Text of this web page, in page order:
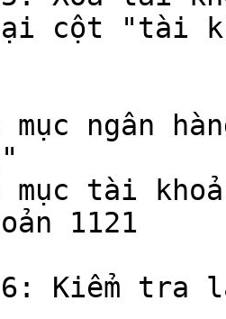
cột "tài
mục ngân
mục tài
1121
6: Kiểm tra